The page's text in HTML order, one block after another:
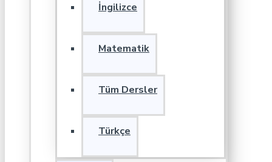
İngilizce
Matematik
Tüm Dersler
Türkçe